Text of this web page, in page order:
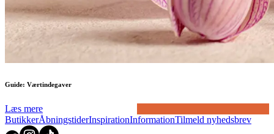
Guide: Værtindegaver
Læs mere
ButikkerÅbningstiderInspirationInformationTilmeld nyhedsbrev